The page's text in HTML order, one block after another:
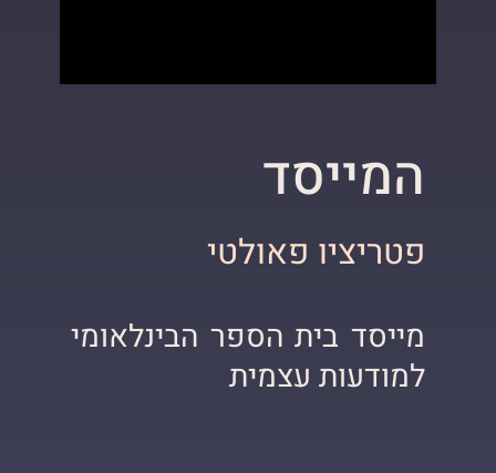
המייסד
פטריציו פאולטי
מייסד בית הספר הבינלאומי
למודעות עצמית